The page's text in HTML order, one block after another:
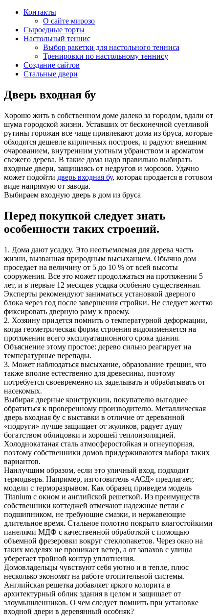
Контакты
О сайте мирозо
Сыроедные торты
Настольный теннис
Выбор ракетки для настольного тенниса
Тренировки по настольному теннису
Создание сайтов
Стальные двери
Дверь входная бу
Хорошо жить в собственном доме далеко за городом, вдали от
шума городской жизни. Уставших от бесконечной суетливой
рутины горожан все чаще привлекают дома из бруса, которые
обходятся дешевле кирпичных построек, и радуют внешним
очарованием, внутренним уютным убранством и ароматом
свежего дерева. В такие дома надо правильно выбирать
входные двери, защищаясь от недругов и морозов. Удачно
может подойти дверь входная бу, которая продается в готовом
виде напрямую от завода.
Выбираем входную дверь в дом из бруса
Перед покупкой следует знать
особенности таких строений.
1. Дома дают усадку. Это неотъемлемая для дерева часть
жизни, вызванная природным высыханием. Обычно дом
проседает на величину от 5 до 10 % от всей высоты
сооружения. Все это может продолжаться на протяжении 5
лет, и в первые 12 месяцев усадка особенно существенная.
Эксперты рекомендуют заниматься установкой дверного
блока через год после завершения стройки. Не следует жестко
фиксировать дверную раму к проему.
2. Хозяину придется помнить о температурной деформации,
когда геометрическая форма строения видоизменяется на
протяжении всего эксплуатационного срока здания.
Объяснение этому простое: дерево сильно реагирует на
температурные перепады.
3. Может наблюдаться высыхание, образование трещин, что
также вполне естественно для древесины, поэтому
потребуется своевременно их заделывать и обрабатывать от
насекомых.
Выбирая дверные конструкции, покупателю выгоднее
обратиться к проверенному производителю. Металлическая
дверь входная бу с выставки в отличие от деревянной
«подруги» лучше защищает от жуликов, радует душу
богатством облицовки и хорошей теплоизоляцией.
Холоднокатаная сталь атмосферостойкая и огнеупорная,
поэтому собственники домов придерживаются выбора таких
вариантов.
Наилучшим образом, если это уличный вход, подходит
термодверь. Например, изготовитель «АСД» предлагает,
модели с терморазрывом. Как образец приведем модель
Titanium с окном и английской решеткой. Из преимуществ
собственники коттеджей отмечают надежные петли с
подшипником, не требующие смазки, и нержавеющие
длительное время. Стальное полотно покрыто влагостойкими
панелями МДФ с качественной обработкой с помощью
объемной фрезеровки вокруг стеклопакетов. Через окно на
таких моделях не проникает ветер, а от запахов с улицы
уберегает тройной контур уплотнения.
Домовладельцы чувствуют себя уютно и в тепле, плюс
несколько экономят на работе отопительной системы.
Английская решетка добавляет яркого колорита в
архитектурный облик здания в целом и защищает от
злоумышленников. О чем следует помнить при установке
входной двери в деревянный особняк?